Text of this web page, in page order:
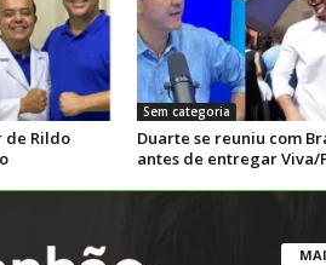
de Rildo
Sem categoria
Duarte se reuniu com
antes de entregar Viva/